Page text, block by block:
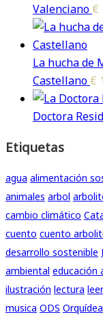
Valenciano €
La hucha de
Castellano €
Doctora
Etiquetas
agua alimentación
animales arbol
cambio climático
cuento cuento
desarrollo sostenible
ambiental educación
ilustración lectura leer
musica ODS